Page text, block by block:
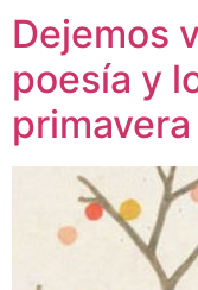
Dejemos
poesía y
primavera